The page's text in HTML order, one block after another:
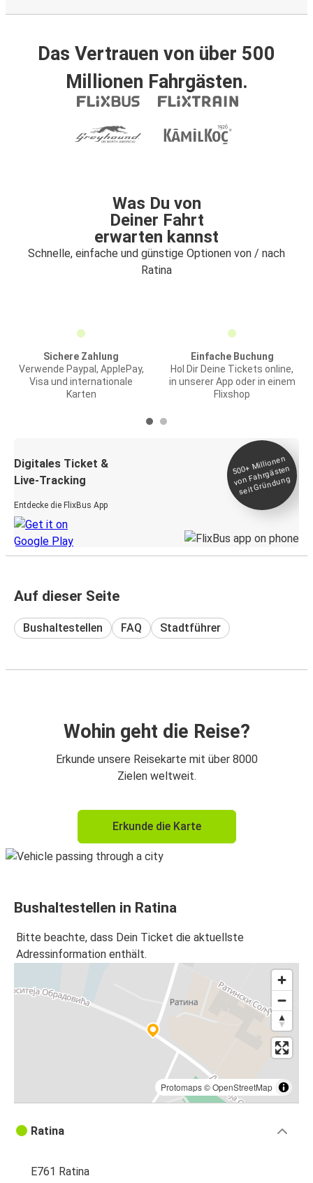
Das Vertrauen von über 500
Millionen Fahrgästen.
Was Du von
Deiner Fahrt
erwarten kannst
Schnelle, einfache und günstige Optionen von / nach
Ratina
Sichere Zahlung
Verwende Paypal, ApplePay,
Visa und internationale
Karten
Einfache Buchung
Hol Dir Deine Tickets online,
in unserer App oder in einem
Flixshop
Digitales Ticket &
Live-Tracking
Entdecke die FlixBus App
500+
Millionen
von Fahrgästen
seit
Gründung
Auf dieser Seite
Bushaltestellen FAQ Stadtführer
Wohin geht die Reise?
Erkunde unsere Reisekarte mit über 8000
Zielen weltweit.
Erkunde die Karte
Bushaltestellen in Ratina
Bitte beachte, dass Dein Ticket die aktuellste
Adressinformation enthält.
Protomaps©OpenStreetMap
Ratina
E761 Ratina